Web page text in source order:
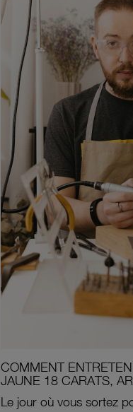
COMMENT
JAUNE 18 CARATS,
Le jour où vous sortez